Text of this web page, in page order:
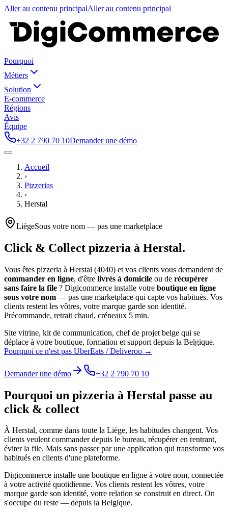
Aller au contenu principalAller au contenu principal
Pourquoi
Métiers
Solution
E-commerce
Régions
Avis
Équipe
+32 2 790 70 10Demander une démo
Accueil
›
Pizzerias
›
Herstal
LiègeSous votre nom — pas une marketplace
Click & Collect pizzeria à Herstal.
Vous êtes pizzeria à Herstal (4040) et vos clients vous demandent de
commander en ligne, d'être livrés à domicile ou de récupérer
sans faire la file ? Digicommerce installe votre boutique en ligne
sous votre nom — pas une marketplace qui capte vos habitués. Vos
clients restent les vôtres, votre marque garde son identité.
Précommande, retrait chaud, créneaux 5 min.
Site vitrine, kit de communication, chef de projet belge qui se
déplace à votre boutique, formation et support depuis la Belgique.
Pourquoi ce n'est pas UberEats / Deliveroo →
Demander une démo +32 2 790 70 10
Pourquoi un pizzeria à Herstal passe au
click & collect
À Herstal, comme dans toute la Liège, les habitudes changent. Vos
clients veulent commander depuis le bureau, récupérer en rentrant,
éviter la file. Mais sans passer par une application qui transforme vos
habitués en clients d'une plateforme.
Digicommerce installe une boutique en ligne à votre nom, connectée
à votre activité quotidienne. Vos clients restent les vôtres, votre
marque garde son identité, votre relation se construit en direct. On
s'occupe du reste — depuis la Belgique.